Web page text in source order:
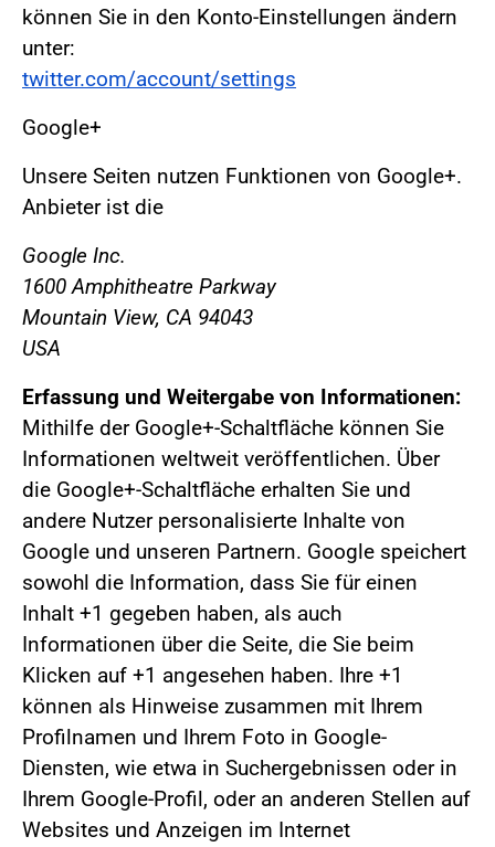
können Sie in den Konto-Einstellungen ändern
unter:
twitter.com/account/settings
Google+
Unsere Seiten nutzen Funktionen von Google+.
Anbieter ist die
Google Inc.
1600 Amphitheatre Parkway
Mountain View, CA 94043
USA
Erfassung und Weitergabe von Informationen:
Mithilfe der Google+-Schaltfläche können Sie
Informationen weltweit veröffentlichen. Über
die Google+-Schaltfläche erhalten Sie und
andere Nutzer personalisierte Inhalte von
Google und unseren Partnern. Google speichert
sowohl die Information, dass Sie für einen
Inhalt +1 gegeben haben, als auch
Informationen über die Seite, die Sie beim
Klicken auf +1 angesehen haben. Ihre +1
können als Hinweise zusammen mit Ihrem
Profilnamen und Ihrem Foto in Google-
Diensten, wie etwa in Suchergebnissen oder in
Ihrem Google-Profil, oder an anderen Stellen auf
Websites und Anzeigen im Internet